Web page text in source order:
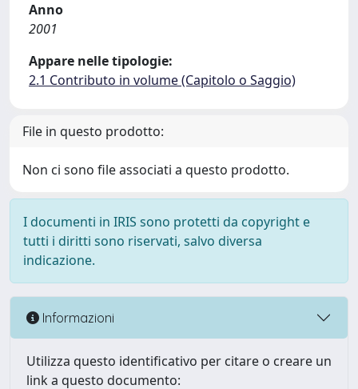
Anno
2001
Appare nelle tipologie:
2.1 Contributo in volume (Capitolo o Saggio)
File in questo prodotto:
Non ci sono file associati a questo prodotto.
I documenti in IRIS sono protetti da copyright e
tutti i diritti sono riservati, salvo diversa
indicazione.
Informazioni
Utilizza questo identificativo per citare o creare un
link a questo documento: